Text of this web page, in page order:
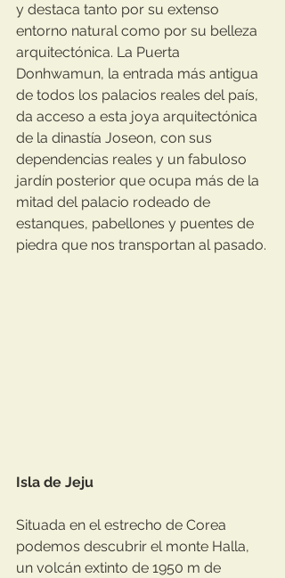
y destaca tanto por su extenso
entorno natural como por su belleza
arquitectónica. La Puerta
Donhwamun, la entrada más antigua
de todos los palacios reales del país,
da acceso a esta joya arquitectónica
de la dinastía Joseon, con sus
dependencias reales y un fabuloso
jardín posterior que ocupa más de la
mitad del palacio rodeado de
estanques, pabellones y puentes de
piedra que nos transportan al pasado.
Isla de Jeju
Situada en el estrecho de Corea
podemos descubrir el monte Halla,
un volcán extinto de 1950 m de